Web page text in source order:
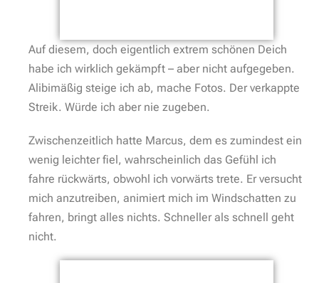
Auf diesem, doch eigentlich extrem schönen Deich
habe ich wirklich gekämpft – aber nicht aufgegeben.
Alibimäßig steige ich ab, mache Fotos. Der verkappte
Streik. Würde ich aber nie zugeben.
Zwischenzeitlich hatte Marcus, dem es zumindest ein
wenig leichter fiel, wahrscheinlich das Gefühl ich
fahre rückwärts, obwohl ich vorwärts trete. Er versucht
mich anzutreiben, animiert mich im Windschatten zu
fahren, bringt alles nichts. Schneller als schnell geht
nicht.